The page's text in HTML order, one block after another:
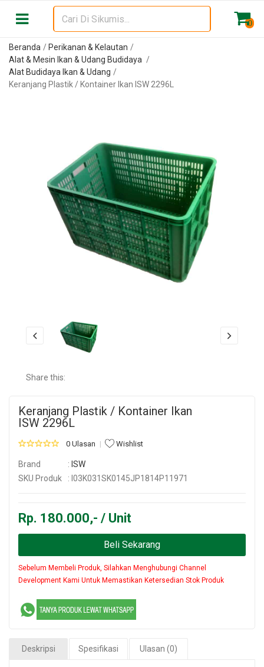
0
Beranda
Perikanan & Kelautan
Alat & Mesin Ikan & Udang Budidaya
Alat Budidaya Ikan & Udang
Keranjang Plastik / Kontainer Ikan ISW 2296L
Share this:
Keranjang Plastik / Kontainer Ikan
ISW 2296L
0 Ulasan Wishlist
Brand : ISW
SKU Produk
: I03K031SK0145JP1814P11971
Rp. 180.000,- / Unit
Beli Sekarang
Sebelum Membeli Produk, Silahkan Menghubungi Channel
Development Kami Untuk Memastikan Ketersedian Stok Produk
Deskripsi Spesifikasi Ulasan (0)